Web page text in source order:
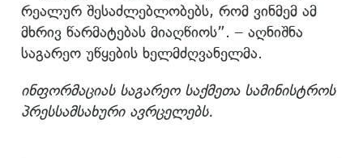
რეალურ შესაძლებლობებს, რომ ვინმემ ამ
მხრივ წარმატებას მიაღწიოს”. – აღნიშნა
საგარეო უწყების ხელმძღვანელმა.
ინფორმაციას საგარეო საქმეთა სამინისტროს
პრესსამსახური ავრცელებს.